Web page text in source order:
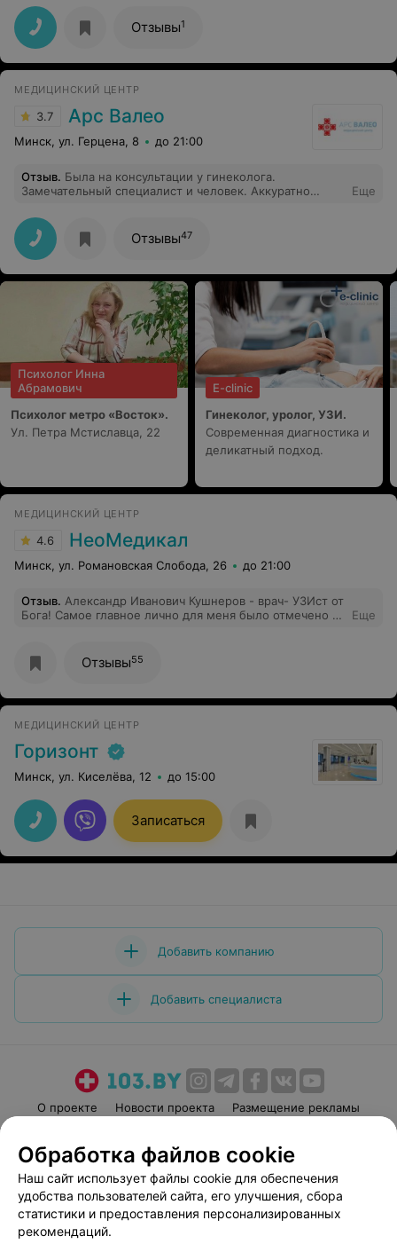
София, а так же проходила курс партнерских родов.
Все очень доступно, четко, по делу. Очень
рекомендую.
Отзывы1
МЕДИЦИНСКИЙ ЦЕНТР
3.7 Арс Валео
Минск, ул. Герцена, 8 до 21:00
Отзыв. Была на консультации у гинеколога.
Замечательный специалист и человек. Аккуратно
положительные эмоции от приема. Так же хочу сказать
огромное спасибо администраторам центра. Всегда
культурные и вежливые. Очень приятно с ними
общаться.
Еще
Отзывы47
Психолог Инна
Абрамович
Психолог метро «Восток».
Ул. Петра Мстиславца, 22
E-clinic
Гинеколог, уролог, УЗИ.
Современная диагностика и
деликатный подход.
МЕДИЦИНСКИЙ ЦЕНТР
4.6 НеоМедикал
Минск, ул. Романовская Слобода, 26 до 21:00
Отзыв. Александр Иванович Кушнеров - врач- УЗИст от
Бога! Самое главное лично для меня было отмечено в
полости + кишечник ). 2. Рассказывает понятно и
отвечает на ВСЕ вопросы! Самое интересное и тоже
позвоночном отделе, выпячивание было внутреннее и
как бы знала. Если хотите знать о себе всё, что
касается внутренностей) - к нему!
Еще
Отзывы55
МЕДИЦИНСКИЙ ЦЕНТР
Горизонт
Минск, ул. Киселёва, 12 до 15:00
Записаться
Добавить компанию
Добавить специалиста
О проекте Новости проекта
Размещение рекламы
Пользовательское соглашение
Способы оплаты
Вакансии
Партнеры
Написать руководителю 103.by
Обработка файлов cookie
Наш сайт использует файлы cookie для обеспечения
удобства пользователей сайта, его улучшения, сбора
статистики и предоставления персонализированных
рекомендаций.